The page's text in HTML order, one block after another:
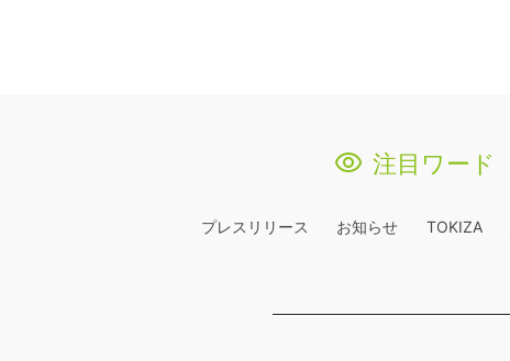
注目ワード
プレスリリース お知らせ TOKIZA